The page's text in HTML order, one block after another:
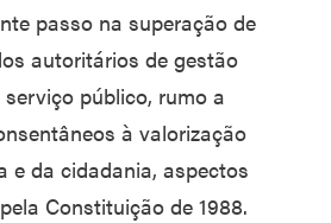
passo na superação de
autoritários de gestão
público, rumo a
à valorização
e da cidadania, aspectos
Constituição de 1988.